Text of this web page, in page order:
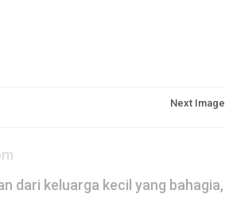
Next Image
dari keluarga kecil yang bahagia,